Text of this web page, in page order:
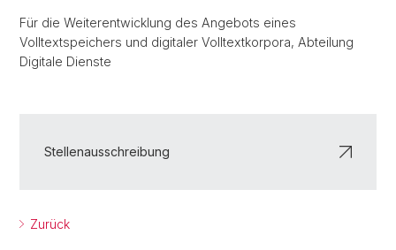
Für die Weiterentwicklung des Angebots eines
Volltextspeichers und digitaler Volltextkorpora, Abteilung
Digitale Dienste
Stellenausschreibung
Zurück